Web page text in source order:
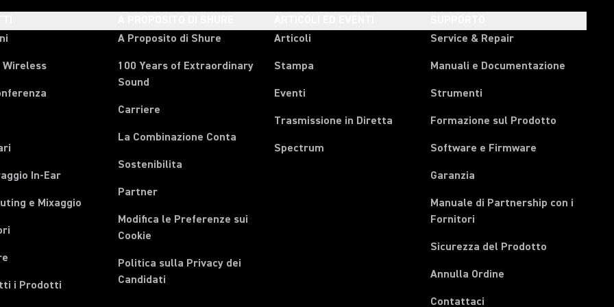
In-Ear
e Mixaggio
i Prodotti
A Proposito di Shure
100 Years of Extraordinary
Sound
Carriere
La Combinazione Conta
Sostenibilita
Partner
Modifica le Preferenze sui
Cookie
Politica sulla Privacy dei
Candidati
Articoli
Stampa
Eventi
Trasmissione in Diretta
Spectrum
Service & Repair
Manuali e Documentazione
Strumenti
Formazione sul Prodotto
Software e Firmware
Garanzia
Manuale di Partnership con i
Fornitori
Sicurezza del Prodotto
Annulla Ordine
Contattaci